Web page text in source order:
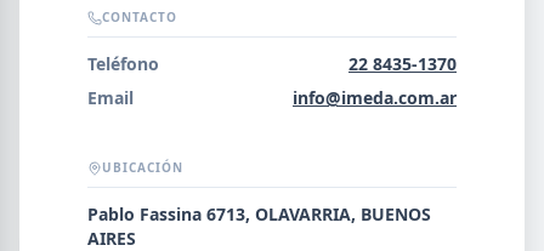
Error al cargar empresas.
CONTACTO
Teléfono
22 8435-1370
Email
info@imeda.com.ar
UBICACIÓN
Pablo Fassina 6713, OLAVARRIA, BUENOS
AIRES